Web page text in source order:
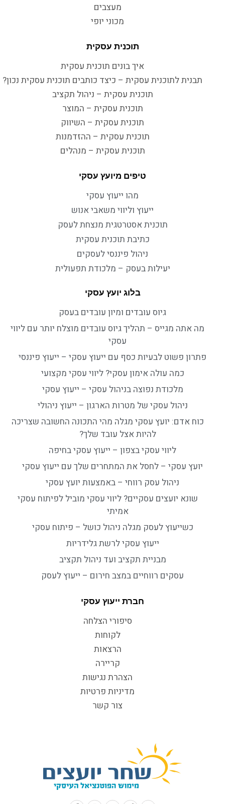
מעצבים
מכוני יופי
תוכנית עסקית
איך בונים תוכנית עסקית
תבנית לתוכנית עסקית – כיצד כותבים תוכנית עסקית נכון?
תוכנית עסקית – ניהול תקציב
תוכנית עסקית – המוצר
תוכנית עסקית – השיווק
תוכנית עסקית – ההזדמנות
תוכנית עסקית – מנהלים
טיפים מיועץ עסקי
מהו ייעוץ עסקי
ייעוץ וליווי משאבי אנוש
תוכנית אסטרטגית מנצחת לעסק
כתיבת תוכנית עסקית
ניהול פיננסי לעסקים
יעילות בעסק – מלכודת תפעולית
בלוג יועץ עסקי
גיוס עובדים ומיון עובדים בעסק
מה אתה מגייס – תהליך גיוס עובדים מוצלח יותר עם ליווי
עסקי
פתרון פשוט לבעיות כסף עם ייעוץ עסקי – ייעוץ פיננסי
כמה עולה אימון עסקי? ליווי עסקי מקצועי
מלכודת נפוצה בניהול עסקי – ייעוץ עסקי
ניהול עסקי של מטרות הארגון – ייעוץ ניהולי
כוח אדם: יועץ עסקי מגלה מהי התכונה החשובה שצריכה
להיות אצל עובד שלך?
ליווי עסקי בצפון – ייעוץ עסקי בחיפה
יועץ עסקי – לחסל את המתחרים שלך עם ייעוץ עסקי
ניהול עסק רווחי – באמצעות יועץ עסקי
שונא יועצים עסקיים? ליווי עסקי מוביל לפיתוח עסקי
אמיתי
כשייעוץ לעסק מגלה ניהול כושל – פיתוח עסקי
ייעוץ עסקי לרשת גלידריות
מבניית תקציב ועד ניהול תקציב
עסקים רווחיים במצב חירום – ייעוץ לעסק
חברת ייעוץ עסקי
סיפורי הצלחה
לקוחות
הרצאות
קריירה
הצהרת נגישות
מדיניות פרטיות
צור קשר